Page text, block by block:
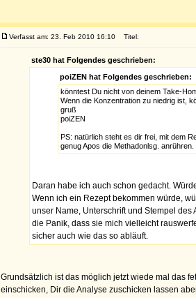
Verfasst am: 23. Feb 2010 16:10 Titel:
ste30 hat Folgendes geschrieben:
poiZEN hat Folgendes geschrieben:
könntest Du nicht von deinem Take-
Wenn die Konzentration zu niedrig ist,
gruß
poiZEN
PS: natürlich steht es dir frei, mit dem
genug Apos die Methadonlsg. anrühren.
Daran habe ich auch schon gedacht.
Wenn ich ein Rezept bekommen würde,
unser Name, Unterschrift und Stempel
die Panik, dass sie mich vielleicht
sicher auch wie das so abläuft.
Grundsätzlich ist das möglich jetzt wiede mal das
einschicken, Dir die Analyse zuschicken lassen